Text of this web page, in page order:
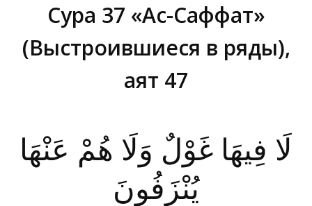
Сура 37 «Ас-Саффат»
(Выстроившиеся в ряды),
аят 47
لَا فِيهَا غَوْلٌ وَلَا هُمْ عَنْهَا
يُنْزَفُونَ